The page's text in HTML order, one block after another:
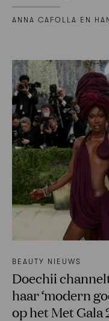
ANNA CAFOLLA EN
BEAUTY NIEUWS
Doechii
haar ‘modern
op het Met Gala